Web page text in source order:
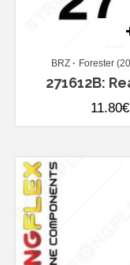
BRZ Forester
271612B:
11.80€